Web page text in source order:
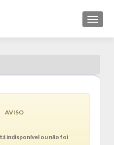
Toggle
AVISO
indisponível ou não foi